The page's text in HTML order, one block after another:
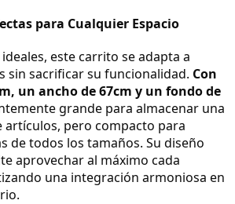
para Cualquier Espacio
este carrito se adapta a
sin sacrificar su funcionalidad. Con
un ancho de 67cm y un fondo de
grande para almacenar una
artículos, pero compacto para
de todos los tamaños. Su diseño
aprovechar al máximo cada
una integración armoniosa en